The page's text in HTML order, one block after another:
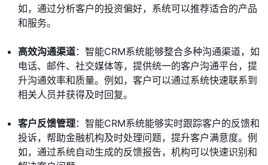
如，通过分析客户的投资偏好，系统可以推荐适合的产品
和服务。
高效沟通渠道：智能CRM系统能够整合多种沟通渠道，如
电话、邮件、社交媒体等，提供统一的客户沟通平台，提
升沟通效率和质量。例如，客户可以通过系统快速联系到
相关人员并获得及时回复。
客户反馈管理：智能CRM系统能够实时跟踪客户的反馈和
投诉，帮助金融机构及时处理问题，提升客户满意度。例
如，通过系统自动生成的反馈报告，机构可以快速识别和